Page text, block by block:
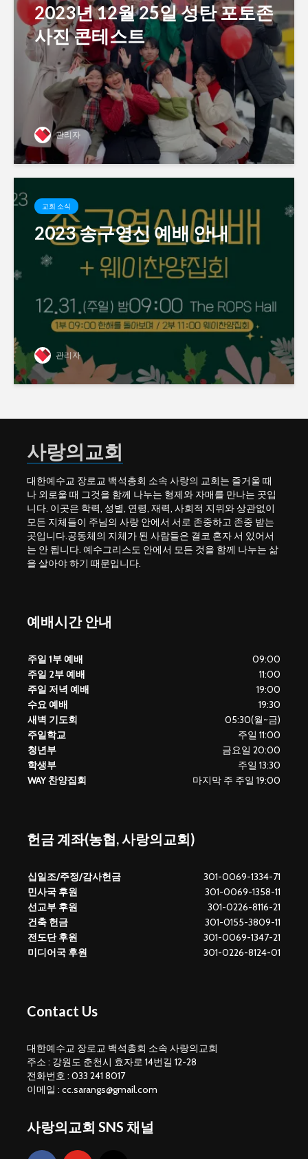
2023년 12월 25일 성탄 포토존
사진 콘테스트
관리자
교회 소식
2023 송구영신 예배 안내
관리자
사랑의교회
대한예수교 장로교 백석총회 소속 사랑의 교회는 즐거울 때
나 외로울 때 그것을 함께 나누는 형제와 자매를 만나는 곳입
니다. 이곳은 학력, 성별, 연령, 재력, 사회적 지위와 상관없이
모든 지체들이 주님의 사랑 안에서 서로 존중하고 존중 받는
곳입니다.공동체의 지체가 된 사람들은 결코 혼자 서 있어서
는 안 됩니다. 예수그리스도 안에서 모든 것을 함께 나누는 삶
을 살아야 하기 때문입니다.
예배시간 안내
주일 1부 예배
09:00
주일 2부 예배
11:00
주일 저녁 예배
19:00
수요 예배
19:30
새벽 기도회
05:30(월~금)
주일학교
주일 11:00
청년부
금요일 20:00
학생부
주일 13:30
WAY 찬양집회
마지막 주 주일 19:00
헌금 계좌(농협, 사랑의교회)
십일조/주정/감사헌금
301-0069-1334-71
민사국 후원
301-0069-1358-11
선교부 후원
301-0226-8116-21
건축 헌금
301-0155-3809-11
전도단 후원
301-0069-1347-21
미디어국 후원
301-0226-8124-01
Contact Us
대한예수교 장로교 백석총회 소속 사랑의교회
주소 : 강원도 춘천시 효자로 14번길 12-28
전화번호 : 033 241 8017
이메일 : cc.sarangs@gmail.com
사랑의교회 SNS 채널